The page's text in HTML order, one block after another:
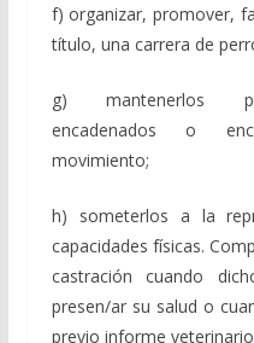
f) organizar, promover,
título, una carrera de
g) mantenerlos
encadenados o
movimiento;
h) someterlos a la
capacidades físicas.
castración cuando
presen/ar su salud o
previo informe